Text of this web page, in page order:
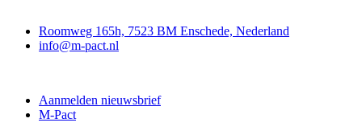
Roomweg 165h, 7523 BM Enschede, Nederland
info@m-pact.nl
Aanmelden nieuwsbrief
M-Pact